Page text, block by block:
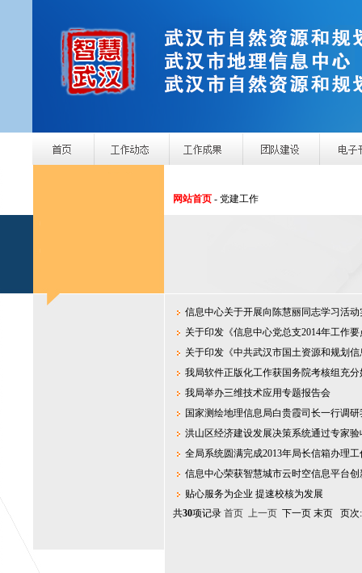
网站首页 - 党建工作
信息中心关于开展向陈慧丽同志学习活
关于印发《信息中心党总支2014年工作
关于印发《中共武汉市国土资源和规划
我局软件正版化工作获国务院考核组充分
我局举办三维技术应用专题报告会
国家测绘地理信息局白贵霞司长一行调
洪山区经济建设发展决策系统通过专家验
全局系统圆满完成2013年局长信箱办理工
信息中心荣获智慧城市云时空信息平台创
贴心服务为企业 提速校核为发展
共30项记录 首页 上一页 下一页 末页 页次: